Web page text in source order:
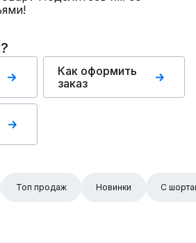
Как оформить
заказ
Топ продаж Новинки С